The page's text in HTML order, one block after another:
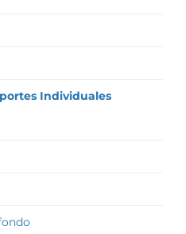
Individuales